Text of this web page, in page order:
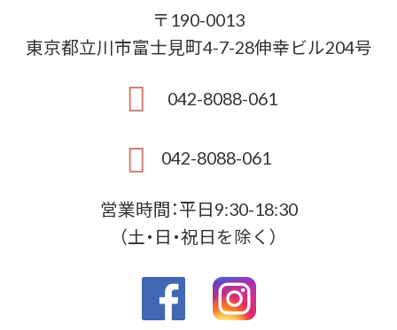
〒190-0013
東京都立川市富士見町4-7-28伸幸ビル204号
042-8088-061
042-8088-061
営業時間：平日9:30-18:30
（土・日・祝日を除く）